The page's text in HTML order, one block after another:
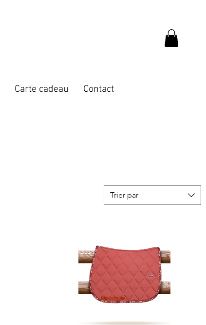
Carte cadeau Contact
Trier par